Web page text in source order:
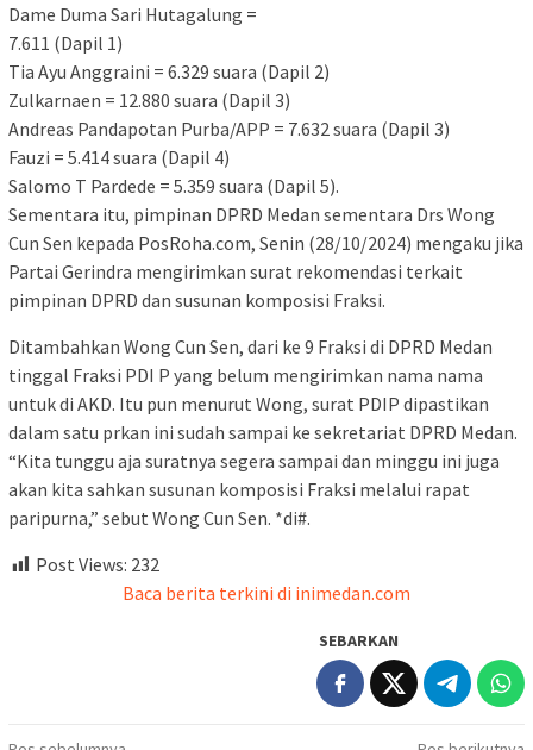
Dame Duma Sari Hutagalung =
7.611 (Dapil 1)
Tia Ayu Anggraini = 6.329 suara (Dapil 2)
Zulkarnaen = 12.880 suara (Dapil 3)
Andreas Pandapotan Purba/APP = 7.632 suara (Dapil 3)
Fauzi = 5.414 suara (Dapil 4)
Salomo T Pardede = 5.359 suara (Dapil 5).
Sementara itu, pimpinan DPRD Medan sementara Drs Wong
Cun Sen kepada PosRoha.com, Senin (28/10/2024) mengaku jika
Partai Gerindra mengirimkan surat rekomendasi terkait
pimpinan DPRD dan susunan komposisi Fraksi.
Ditambahkan Wong Cun Sen, dari ke 9 Fraksi di DPRD Medan
tinggal Fraksi PDI P yang belum mengirimkan nama nama
untuk di AKD. Itu pun menurut Wong, surat PDIP dipastikan
dalam satu prkan ini sudah sampai ke sekretariat DPRD Medan.
“Kita tunggu aja suratnya segera sampai dan minggu ini juga
akan kita sahkan susunan komposisi Fraksi melalui rapat
paripurna,” sebut Wong Cun Sen. *di#.
Post Views: 232
Baca berita terkini di inimedan.com
SEBARKAN